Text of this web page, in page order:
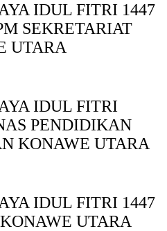
IDUL FITRI 1447
SEKRETARIAT
UTARA
IDUL FITRI
PENDIDIKAN
KONAWE UTARA
IDUL FITRI 1447
UTARA